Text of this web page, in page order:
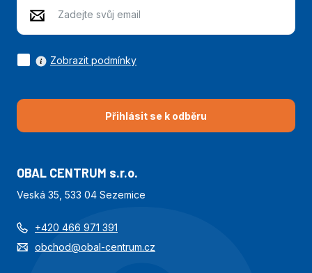
Přihlásit se k odběru
Zobrazit podmínky
OBAL CENTRUM s.r.o.
Veská 35, 533 04 Sezemice
+420 466 971 391
obchod@obal-centrum.cz